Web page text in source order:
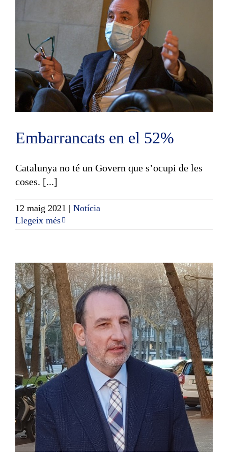
Embarrancats en el 52%
Catalunya no té un Govern que s’ocupi de les
coses. [...]
12 maig 2021 | Notícia
Llegeix més